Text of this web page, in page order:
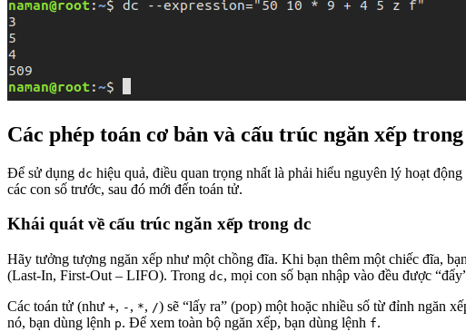
Các phép toán cơ bản và cấu trúc ngăn xếp
Để sử dụng dc hiệu quả, điều quan trọng nhất là phải hiểu nguyên lý hoạt
các con số trước, sau đó mới đến toán tử.
Khái quát về cấu trúc ngăn xếp trong dc
Hãy tưởng tượng ngăn xếp như một chồng đĩa. Khi bạn thêm một chiếc đĩa,
(Last-In, First-Out – LIFO). Trong dc, mọi con số bạn nhập vào đều được
Các toán tử (như +, - , *, /) sẽ “lấy ra” (pop) một hoặc nhiều số từ đỉnh ngăn
nó, bạn dùng lệnh p. Để xem toàn bộ ngăn xếp, bạn dùng lệnh f.